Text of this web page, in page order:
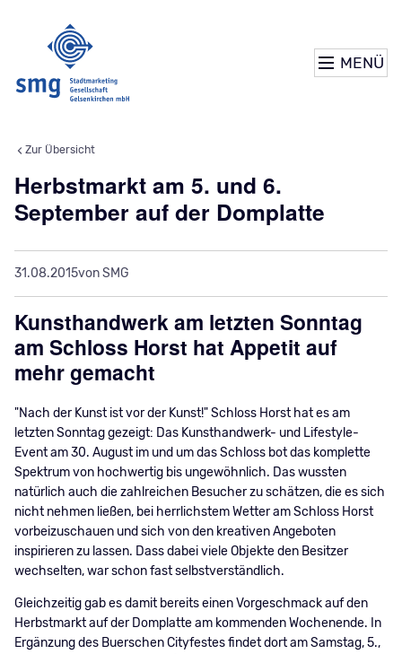
MENÜ
Herbstmarkt am 5. und 6.
September auf der Domplatte
31.08.2015von SMG
Kunsthandwerk am letzten Sonntag
am Schloss Horst hat Appetit auf
mehr gemacht
"Nach der Kunst ist vor der Kunst!" Schloss Horst hat es am
letzten Sonntag gezeigt: Das Kunsthandwerk- und Lifestyle-
Event am 30. August im und um das Schloss bot das komplette
Spektrum von hochwertig bis ungewöhnlich. Das wussten
natürlich auch die zahlreichen Besucher zu schätzen, die es sich
nicht nehmen ließen, bei herrlichstem Wetter am Schloss Horst
vorbeizuschauen und sich von den kreativen Angeboten
inspirieren zu lassen. Dass dabei viele Objekte den Besitzer
wechselten, war schon fast selbstverständlich.
Gleichzeitig gab es damit bereits einen Vorgeschmack auf den
Herbstmarkt auf der Domplatte am kommenden Wochenende. In
Ergänzung des Buerschen Cityfestes findet dort am Samstag, 5.,
Zur Übersicht